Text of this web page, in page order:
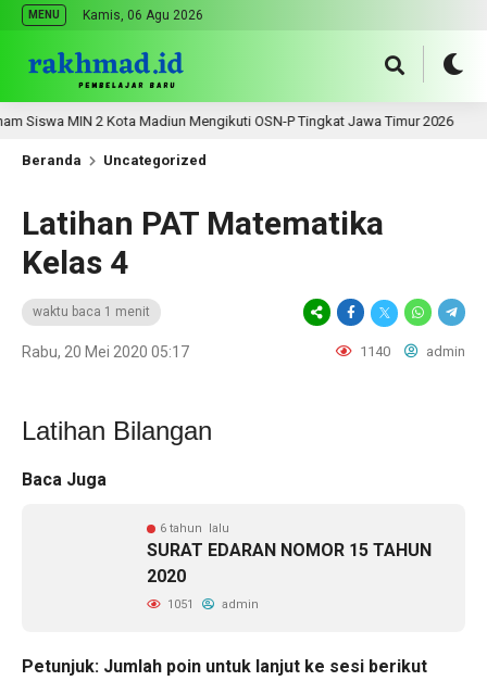
MENU Kamis, 06 Agu 2026
MIN 2 Kota Madiun Mengikuti OSN-P Tingkat Jawa Timur 2026
Beranda Uncategorized
Latihan PAT Matematika
Kelas 4
waktu baca 1 menit
Rabu, 20 Mei 2020 05:17 1140 admin
Latihan Bilangan
Baca Juga
6 tahun lalu
SURAT EDARAN NOMOR 15 TAHUN
2020
1051 admin
Petunjuk: Jumlah poin untuk lanjut ke sesi berikut